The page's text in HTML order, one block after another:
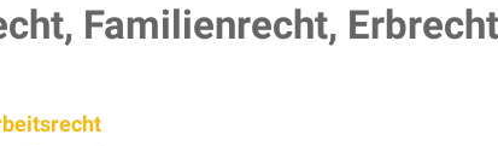
Familienrecht,